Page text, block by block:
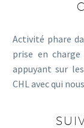
Activité phare
prise en
appuyant sur
CHL avec qui